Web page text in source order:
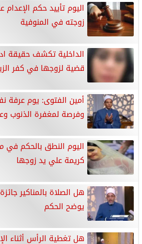
اليوم تأييد حكم
زوجته في المنوفية
الداخلية تكشف حقيقة
قضية لزوجها في كفر
أمين الفتوى: يوم عرفة
وفرصة لمغفرة الذنوب
اليوم النطق بالحكم
كريمة علي يد زوجها
هل الصلاة بالمناكير
يوضح الحكم
هل تغطية الرأس أثناء